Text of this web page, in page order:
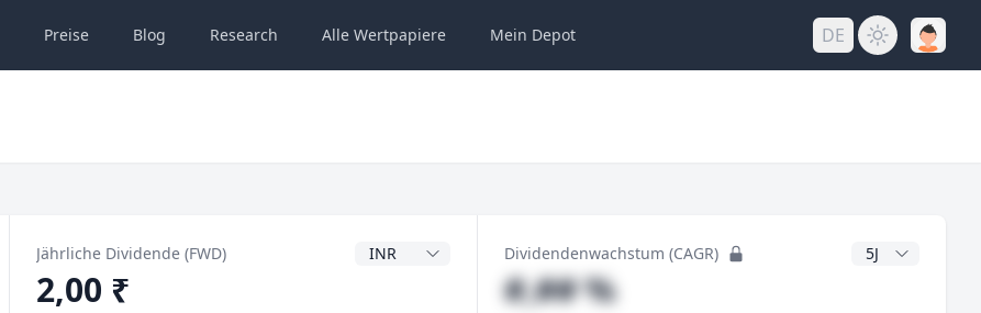
Preise Blog Research Alle Wertpapiere Mein Depot DE
Jährliche Dividende (FWD) Dividendenwährung
2,00 ₹
Dividendenwachstum (CAGR) CAGR Jahre
#,## %